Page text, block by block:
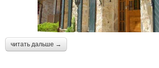
читать дальше →